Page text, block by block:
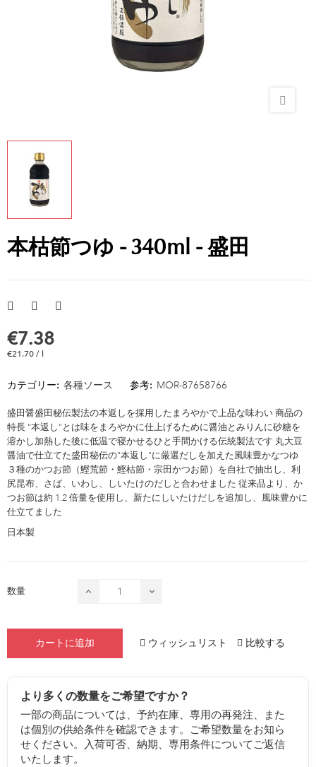
本枯節つゆ - 340ml - 盛田
€7.38
€21.70 / l
カテゴリー: 各種ソース 参考: MOR-87658766
盛田醤盛田秘伝製法の本返しを採用したまろやかで上品な味わい 商品の
特長 "本返し"とは味をまろやかに仕上げるために醤油とみりんに砂糖を
溶かし加熱した後に低温で寝かせるひと手間かける伝統製法です 丸大豆
醤油で仕立てた盛田秘伝の"本返し"に厳選だしを加えた風味豊かなつゆ
３種のかつお節（鰹荒節・鰹枯節・宗田かつお節）を自社で抽出し、利
尻昆布、さば、いわし、しいたけのだしと合わせました 従来品より、か
つお節は約 1.2 倍量を使用し、新たにしいたけだしを追加し、風味豊かに
仕立てました
日本製
数量
カートに追加 ウィッシュリスト 比較する
より多くの数量をご希望ですか？
一部の商品については、予約在庫、専用の再発注、また
は個別の供給条件を確認できます。ご希望数量をお知ら
せください。入荷可否、納期、専用条件についてご返信
いたします。